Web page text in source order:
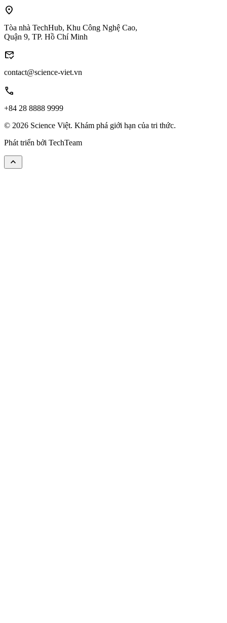
location_on
Tòa nhà TechHub, Khu Công Nghệ Cao,
Quận 9, TP. Hồ Chí Minh
mark_email_read
contact@science-viet.vn
call
+84 28 8888 9999
© 2026 Science Việt. Khám phá giới hạn của tri thức.
Phát triển bởi TechTeam
keyboard_arrow_up